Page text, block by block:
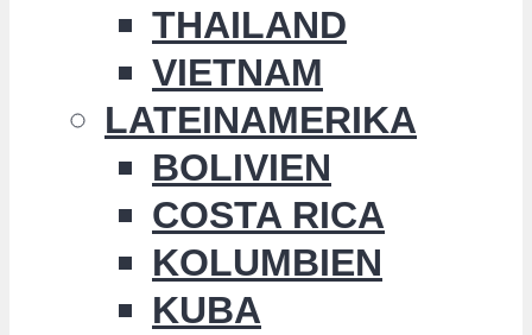
THAILAND
VIETNAM
LATEINAMERIKA
BOLIVIEN
COSTA RICA
KOLUMBIEN
KUBA